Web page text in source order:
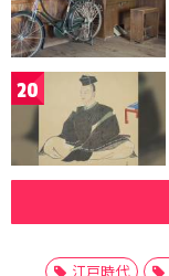
20
江戸時代